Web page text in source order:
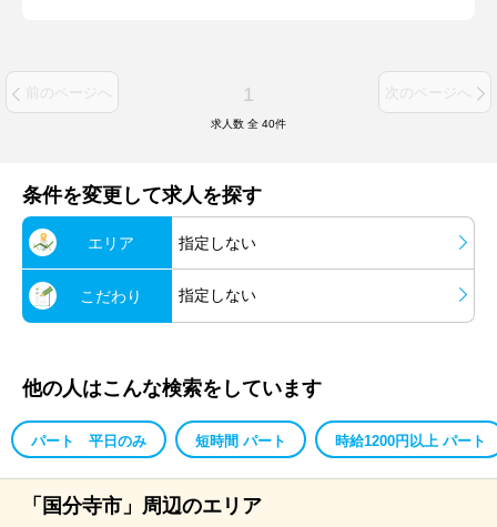
前のページへ 1 次のページへ
求人数 全 40件
条件を変更して求人を探す
エリア 指定しない
こだわり 指定しない
他の人はこんな検索をしています
パート 平日のみ 短時間 パート 時給1200円以上 パート
「国分寺市」周辺のエリア